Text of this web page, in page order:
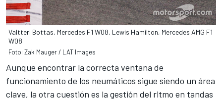
Valtteri Bottas, Mercedes F1 W08, Lewis Hamilton, Mercedes AMG F1
W08
Foto: Zak Mauger / LAT Images
Aunque encontrar la correcta ventana de
funcionamiento de los neumáticos sigue siendo un área
clave, la otra cuestión es la gestión del ritmo en tandas